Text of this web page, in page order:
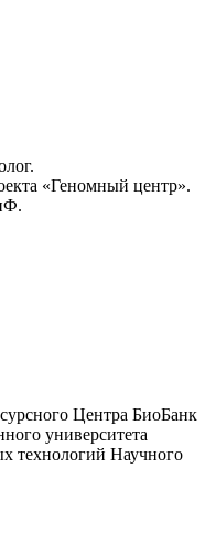
«Геномный центр».
Центра БиоБанк
университета
технологий Научного